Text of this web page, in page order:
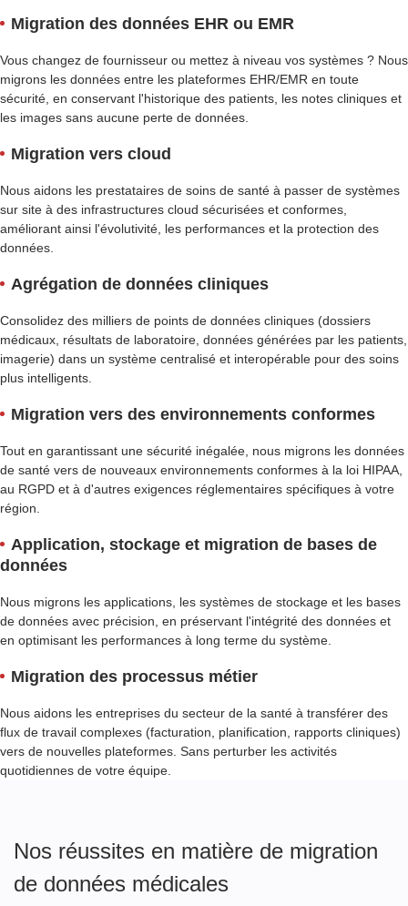
Migration des données EHR ou EMR
Vous changez de fournisseur ou mettez à niveau vos systèmes ? Nous
migrons les données entre les plateformes EHR/EMR en toute
sécurité, en conservant l'historique des patients, les notes cliniques et
les images sans aucune perte de données.
Migration vers cloud
Nous aidons les prestataires de soins de santé à passer de systèmes
sur site à des infrastructures cloud sécurisées et conformes,
améliorant ainsi l'évolutivité, les performances et la protection des
données.
Agrégation de données cliniques
Consolidez des milliers de points de données cliniques (dossiers
médicaux, résultats de laboratoire, données générées par les patients,
imagerie) dans un système centralisé et interopérable pour des soins
plus intelligents.
Migration vers des environnements conformes
Tout en garantissant une sécurité inégalée, nous migrons les données
de santé vers de nouveaux environnements conformes à la loi HIPAA,
au RGPD et à d'autres exigences réglementaires spécifiques à votre
région.
Application, stockage et migration de bases de
données
Nous migrons les applications, les systèmes de stockage et les bases
de données avec précision, en préservant l'intégrité des données et
en optimisant les performances à long terme du système.
Migration des processus métier
Nous aidons les entreprises du secteur de la santé à transférer des
flux de travail complexes (facturation, planification, rapports cliniques)
vers de nouvelles plateformes. Sans perturber les activités
quotidiennes de votre équipe.
Nos réussites en matière de migration
de données médicales